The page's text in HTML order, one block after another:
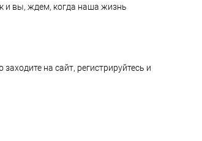
и вы, ждем, когда наша жизнь
заходите на сайт, регистрируйтесь и